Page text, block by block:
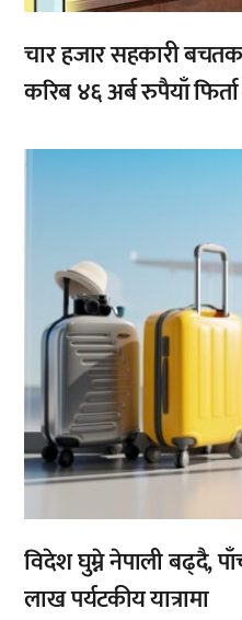
चार हजार सहकारी
करिब ४६ अर्ब रुपैयाँ
,
विदेश घुम्ने नेपाली बढ्दै,
लाख पर्यटकीय यात्रामा